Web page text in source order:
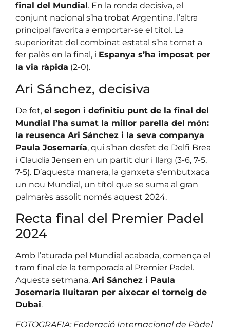
final del Mundial. En la ronda decisiva, el
conjunt nacional s’ha trobat Argentina, l’altra
principal favorita a emportar-se el títol. La
superioritat del combinat estatal s’ha tornat a
fer palès en la final, i Espanya s’ha imposat per
la via ràpida (2-0).
Ari Sánchez, decisiva
De fet, el segon i definitiu punt de la final del
Mundial l’ha sumat la millor parella del món:
la reusenca Ari Sánchez i la seva companya
Paula Josemaría, qui s’han desfet de Delfi Brea
i Claudia Jensen en un partit dur i llarg (3-6, 7-5,
7-5). D’aquesta manera, la ganxeta s’embutxaca
un nou Mundial, un títol que se suma al gran
palmarès assolit només aquest 2024.
Recta final del Premier Padel
2024
Amb l’aturada pel Mundial acabada, comença el
tram final de la temporada al Premier Padel.
Aquesta setmana, Ari Sánchez i Paula
Josemaría lluitaran per aixecar el torneig de
Dubai.
FOTOGRAFIA: Federació Internacional de Pàdel